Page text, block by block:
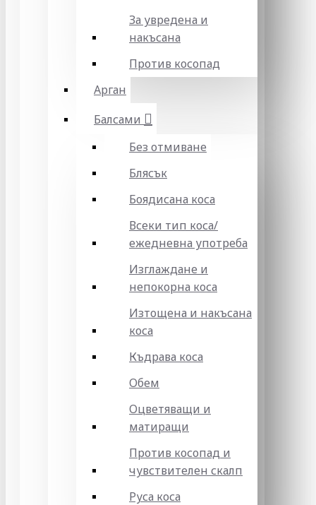
За увредена и
накъсана
Против косопад
Арган
Балсами
Без отмиване
Блясък
Боядисана коса
Всеки тип коса/
ежедневна употреба
Изглаждане и
непокорна коса
Изтощена и накъсана
коса
Къдрава коса
Обем
Оцветяващи и
матиращи
Против косопад и
чувствителен скалп
Руса коса